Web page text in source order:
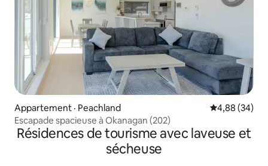
Appartement · Peachland Note
4,88 (34)
Escapade spacieuse à Okanagan (202)
Résidences de tourisme avec laveuse et
sécheuse